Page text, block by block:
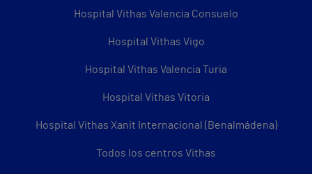
Hospital Vithas Valencia Consuelo
Hospital Vithas Vigo
Hospital Vithas Valencia Turia
Hospital Vithas Vitoria
Hospital Vithas Xanit Internacional (Benalmádena)
Todos los centros Vithas